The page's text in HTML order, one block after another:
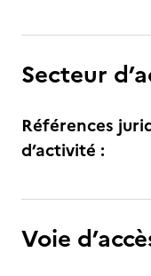
Secteur
Références
d’activité :
Voie